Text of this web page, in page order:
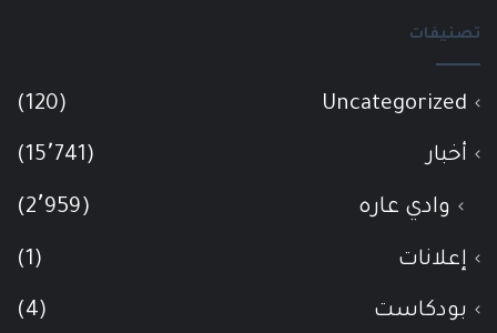
تصنيفات
Uncategorized
(120)
أخبار (15٬741)
وادي عاره (2٬959)
إعلانات (1)
بودكاست (4)